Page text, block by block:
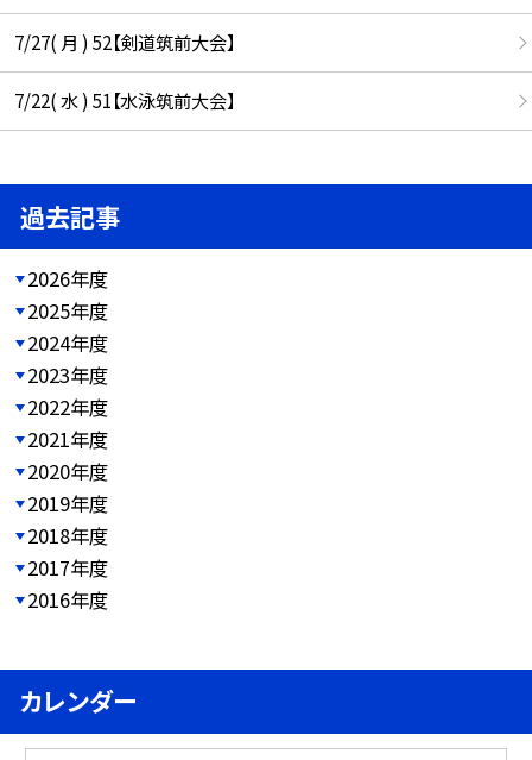
7/27( 月 ) 52【剣道筑前大会】
7/22( 水 ) 51【水泳筑前大会】
過去記事
2026年度
2025年度
2024年度
2023年度
2022年度
2021年度
2020年度
2019年度
2018年度
2017年度
2016年度
カレンダー